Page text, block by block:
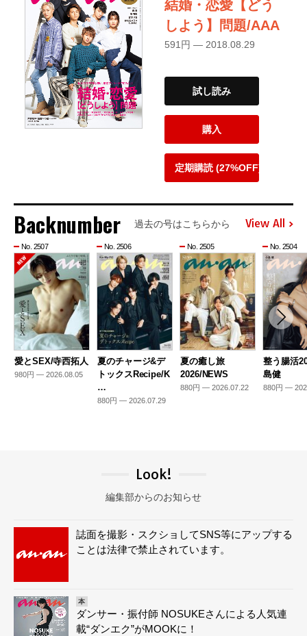
結婚・恋愛【どう
しよう】問題/AAA
591円 — 2018.08.29
試し読み
購入
定期購読 (27%OFF)
Backnumber 過去の号はこちらから View All
No. 2507
愛とSEX/寺西拓人
980円 — 2026.08.05
No. 2506
夏のチャージ&デ
トックスRecipe/K
…
880円 — 2026.07.29
No. 2505
夏の癒し旅
2026/NEWS
880円 — 2026.07.22
No. 2504
整う腸活
島健
880円 —
Look!
編集部からのお知らせ
誌面を撮影・スクショしてSNS等にアップする
ことは法律で禁止されています。
本
ダンサー・振付師 NOSUKEさんによる人気連
載“ダンエク”がMOOKに！